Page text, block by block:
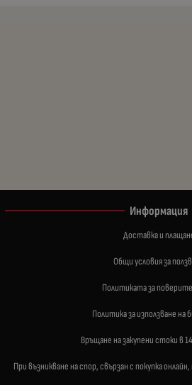
Информация
Доставка и
Общи условия за
Политиката за
Политика за използване на
Връщане на закупени стоки в
При възникване на спор, свързан с покупка